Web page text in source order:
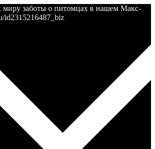
миру заботы о питомцах в нашем Макс-
id2315216487_biz